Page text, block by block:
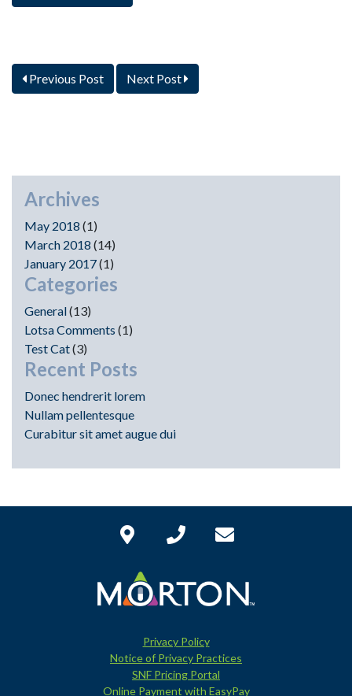
Previous Post Next Post
Archives
May 2018 (1)
March 2018 (14)
January 2017(1)
Categories
General(13)
Lotsa Comments (1)
Test Cat(3)
Recent Posts
Donec hendrerit lorem
Nullam pellentesque
Curabitur sit amet augue dui
Privacy Policy
Notice of Privacy Practices
SNF Pricing Portal
Online Payment with EasyPay